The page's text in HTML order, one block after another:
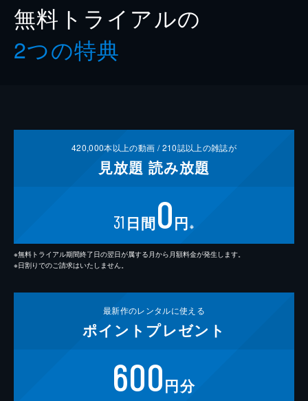
無料トライアルの
2つの特典
420,000本以上の動画 /210誌以上の雑誌が
見放題 読み放題
31 日間0円 ※
※無料トライアル期間終了日の翌日が属する月から月額料金が発生します。
※日割りでのご請求はいたしません。
最新作のレンタルに使える
ポイント プレゼント
600円分